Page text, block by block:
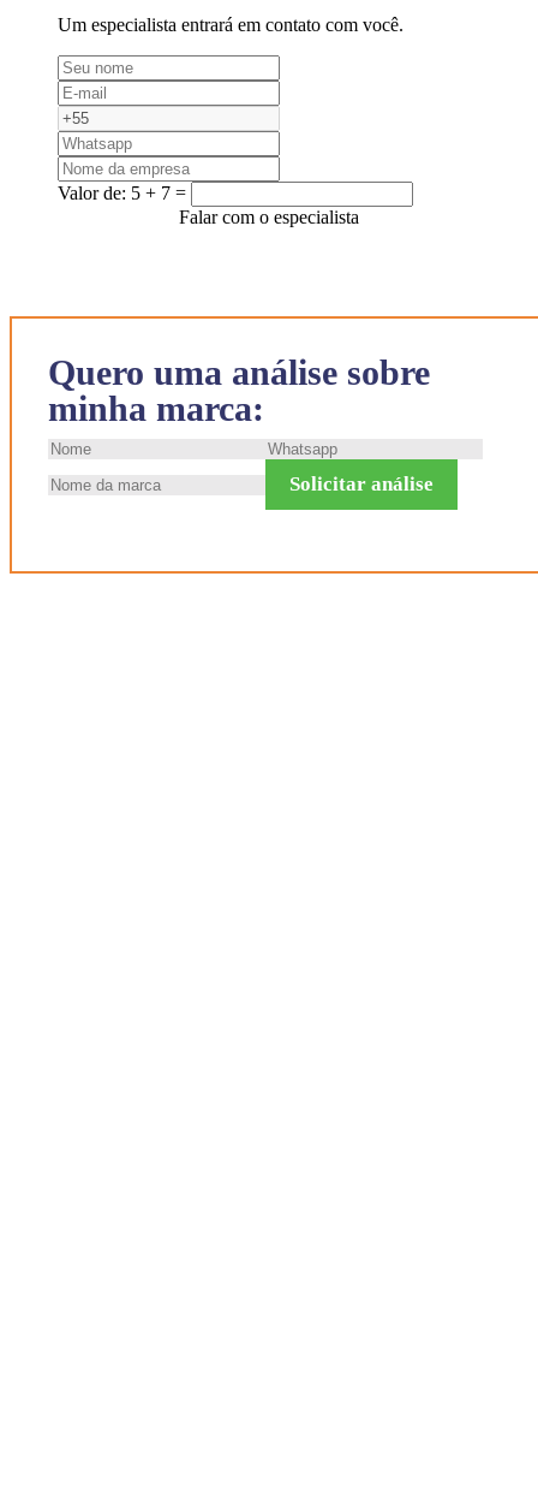
Quero uma análise sobre
minha marca:
Solicitar análise
Um especialista entrará em contato com você.
Valor de: 5 + 7 =
Falar com o especialista